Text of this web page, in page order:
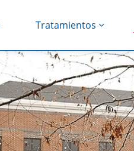
Tratamientos